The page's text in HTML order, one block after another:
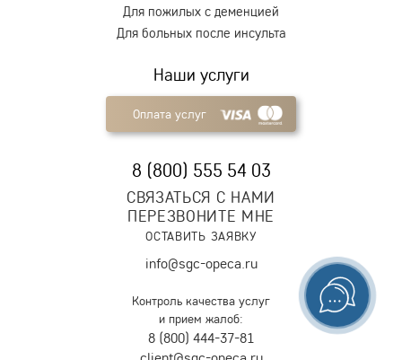
Для пожилых с деменцией
Для больных после инсульта
Наши услуги
Оплата услуг
8 (800) 555 54 03
СВЯЗАТЬСЯ С НАМИ
ПЕРЕЗВОНИТЕ МНЕ
ОСТАВИТЬ ЗАЯВКУ
info@sgc-opeca.ru
Контроль качества услуг
и прием жалоб:
8 (800) 444-37-81